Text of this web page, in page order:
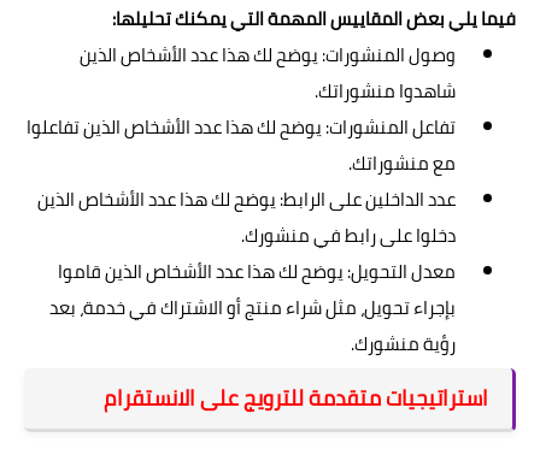
فيما يلي بعض المقاييس المهمة التي يمكنك تحليلها:
وصول المنشورات: يوضح لك هذا عدد الأشخاص الذين
شاهدوا منشوراتك.
تفاعل المنشورات: يوضح لك هذا عدد الأشخاص الذين تفاعلوا
مع منشوراتك.
عدد الداخلين على الرابط: يوضح لك هذا عدد الأشخاص الذين
دخلوا على رابط في منشورك.
معدل التحويل: يوضح لك هذا عدد الأشخاص الذين قاموا
بإجراء تحويل، مثل شراء منتج أو الاشتراك في خدمة، بعد
رؤية منشورك.
استراتيجيات متقدمة للترويج على الانستقرام